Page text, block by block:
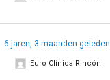
6 jaren, 3 maanden geleden
Euro Clínica Rincón